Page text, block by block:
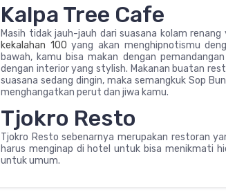
Kalpa Tree Cafe
Masih tidak jauh-jauh dari suasana kolam
kekalahan 100 yang akan menghipnotismu
bawah, kamu bisa makan dengan
dengan interior yang stylish. Makanan buatan
suasana sedang dingin, maka semangkuk Sop
menghangatkan perut dan jiwa kamu.
Tjokro Resto
Tjokro Resto sebenarnya merupakan restoran
harus menginap di hotel untuk bisa menikmati
untuk umum.